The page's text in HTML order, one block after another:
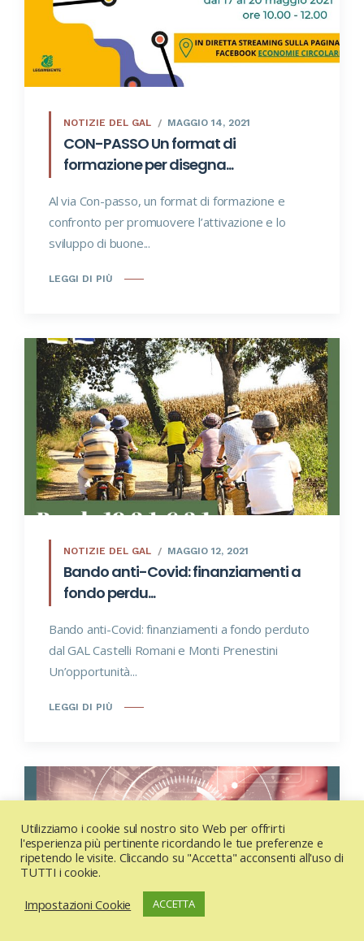
NOTIZIE DEL GAL MAGGIO 14, 2021
CON-PASSO Un format di
formazione per disegna...
Al via Con-passo, un format di formazione e
confronto per promuovere l’attivazione e lo
sviluppo di buone...
LEGGI DI PIÙ
NOTIZIE DEL GAL MAGGIO 12, 2021
Bando anti-Covid: finanziamenti a
fondo perdu...
Bando anti-Covid: finanziamenti a fondo perduto
dal GAL Castelli Romani e Monti Prenestini
Un’opportunità...
LEGGI DI PIÙ
Utilizziamo i cookie sul nostro sito Web per offrirti
l'esperienza più pertinente ricordando le tue preferenze e
ripetendo le visite. Cliccando su "Accetta" acconsenti all'uso di
TUTTI i cookie.
Impostazioni Cookie
ACCETTA